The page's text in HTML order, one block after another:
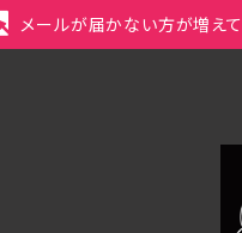
メールが届かない方が増えて